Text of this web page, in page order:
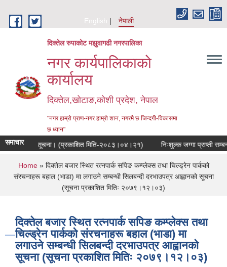
English
नेपाली
दिक्तेल रुपाकोट मझुवागढी नगरपालिका
नगर कार्यपालिकाको
कार्यालय
दिक्तेल,खोटाङ,कोशी प्रदेश, नेपाल
"नगर हाम्रो प्राण-नगर हाम्रो शान, नगरमै छ जिन्दगी-विकासमा
छ ध्यान"
समाचार
सम्बन्धी सूचना। (प्रकाशित मिति-२०८३।०४।२१) निःशुल्क जग्गा प्राप्ती
You are here
Home» दिक्तेल बजार स्थित रत्नपार्क सपिङ कम्प्लेक्स तथा चिल्ड्रेन पार्कको
संरचनाहरू बहाल (भाडा) मा लगाउने सम्बन्धी सिलबन्दी दरभाउपत्र आह्वानको सूचना
(सूचना प्रकाशित मितिः २०७९।१२।०३)
दिक्तेल बजार स्थित रत्नपार्क सपिङ कम्प्लेक्स तथा
चिल्ड्रेन पार्कको संरचनाहरू बहाल (भाडा) मा
लगाउने सम्बन्धी सिलबन्दी दरभाउपत्र आह्वानको
सूचना (सूचना प्रकाशित मितिः २०७९।१२।०३)